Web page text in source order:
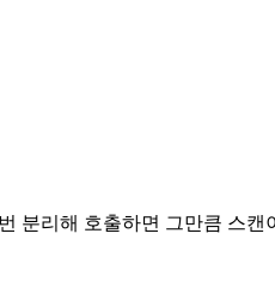
분리해 호출하면 그만큼 스캔